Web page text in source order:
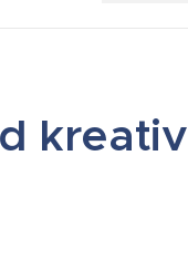
kreativ